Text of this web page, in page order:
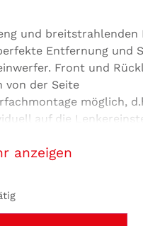
und
Entfernung und
Front und
von der Seite
möglich,
auf die
und Rücklicht
Blinder 600
anzeigen